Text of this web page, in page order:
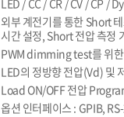
LED / CC / CR / CV / CP /
외부 계전기를 통한 Short
시간 설정, Short 전압 측정
PWM dimming test를 위한
LED의 정방향 전압(Vd) 및
Load ON/OFF 전압
옵션 인터페이스 : GPIB,